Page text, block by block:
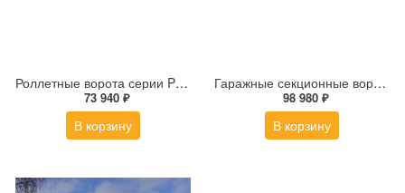
Роллетные ворота серии Prestige 2000x2500 мм
73 940 ₽
В корзину
Гаражные секционные ворота ALUTECH Trend 2500×2250 мм
98 980 ₽
В корзину